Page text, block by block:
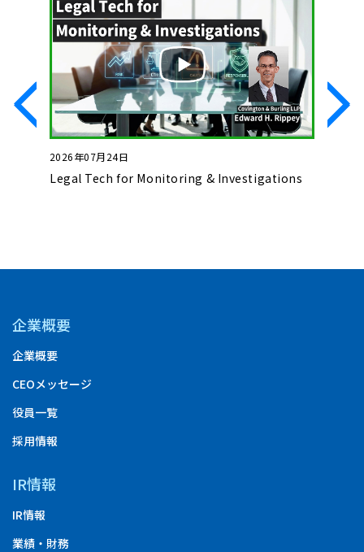
2026年07月24日
Legal Tech for Monitoring & Investigations
企業概要
企業概要
CEOメッセージ
役員一覧
採用情報
IR情報
IR情報
業績・財務